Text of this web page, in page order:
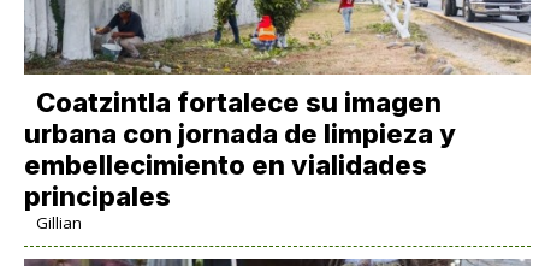
Coatzintla fortalece su imagen
urbana con jornada de limpieza y
embellecimiento en vialidades
principales
Gillian